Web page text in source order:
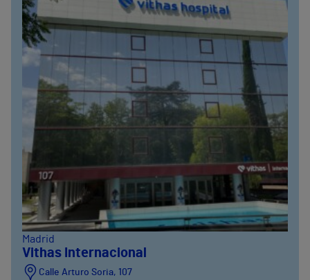
Madrid
Vithas Internacional
Calle Arturo Soria, 107